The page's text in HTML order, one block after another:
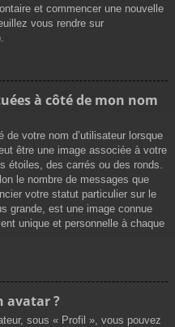
et commencer une nouvelle
vous rendre sur
à côté de mon nom
de votre nom d’utilisateur lorsque
être une image associée à votre
étoiles, des carrés ou des ronds.
le nombre de messages que
votre statut particulier sur le
grande, est une image connue
unique et personnelle à chaque
avatar ?
sous « Profil », vous pouvez